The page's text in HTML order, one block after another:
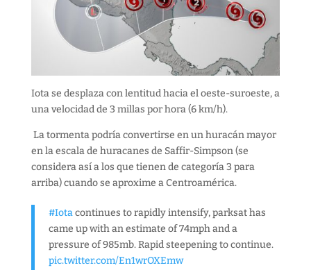
Iota se desplaza con lentitud hacia el oeste-suroeste, a
una velocidad de 3 millas por hora (6 km/h).
La tormenta podría convertirse en un huracán mayor
en la escala de huracanes de Saffir-Simpson (se
considera así a los que tienen de categoría 3 para
arriba) cuando se aproxime a Centroamérica.
#Iotacontinues to rapidly intensify, parksat has
came up with an estimate of 74mph and a
pressure of 985mb. Rapid steepening to continue.
pic.twitter.com/En1wrOXEmw